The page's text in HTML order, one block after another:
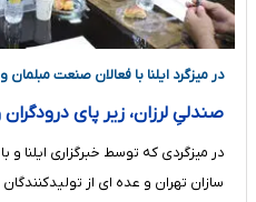
در میزگرد ایلنا با فعالان صنعت
صندلیِ لرزان، زیر پای
در میزگردی که توسط خبرگزاری ایلنا
سازان تهران و عده ای از